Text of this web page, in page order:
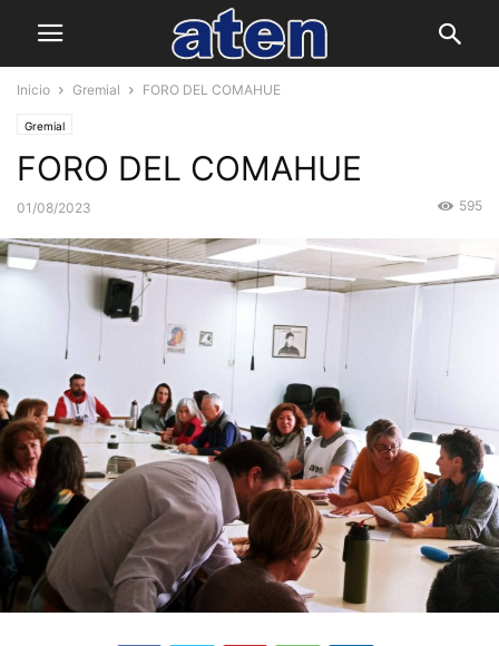
Inicio Gremial FORO DEL COMAHUE
Gremial
FORO DEL COMAHUE
01/08/2023 595